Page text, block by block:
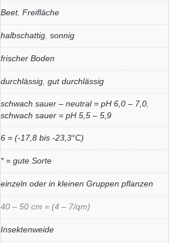
Beet, Freifläche
halbschattig sonnig
frischer Boden
durchlässig gut durchlässig
schwach sauer – neutral = pH 6,0 – 7,0
schwach sauer = pH 5,5 – 5,9
6 = (-17,8 bis -23,3°C)
* = gute Sorte
einzeln oder in kleinen Gruppen pflanzen
40 – 50 cm = (4 – 7/qm)
Insektenweide